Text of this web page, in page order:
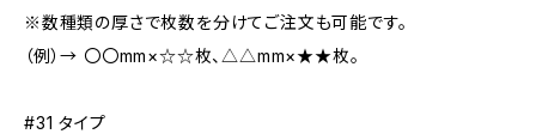
※数種類の厚さで枚数を分けてご注文も可能です。
（例）→ 〇〇mm×☆☆枚、△△mm×★★枚。
#31 タイプ